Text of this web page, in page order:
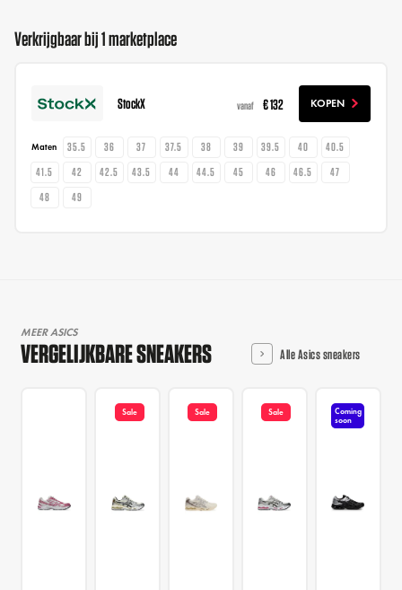
Verkrijgbaar bij 1 marketplace
StockX vanaf € 132 KOPEN
Maten 35.5 36 37 37.5 38 39 39.5 40
40.5
41.5
42 42.5 43.5 44 44.5 45 46 46.5
47
48
49
MEER ASICS
VERGELIJKBARE SNEAKERS Alle Asics sneakers
Sale Sale Sale
Coming
soon